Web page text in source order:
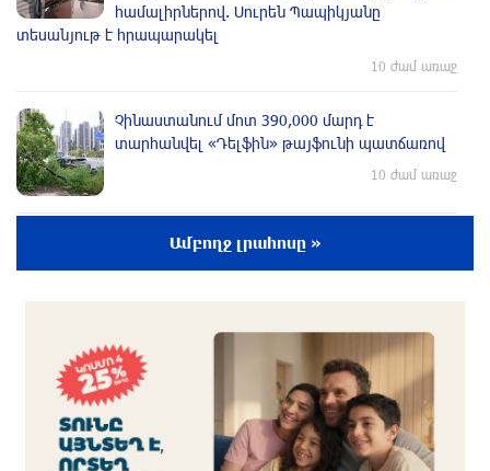
համալիրներով. Սուրեն Պապիկյանը
տեսանյութ է հրապարակել
10 ժամ առաջ
Չինաստանում մոտ 390,000 մարդ է
տարհանվել «Դելֆին» թայֆունի պատճառով
10 ժամ առաջ
ՀՀ-ն պատրաստակամ է խորացնելու
Իսրայելը մերժում է Գազայի վերաբերյալ
Խաղաղության խորհրդի 15 կետանոց
ծրագիրը․ Նեթանյահու
11 ժամ առաջ
Ամբողջ լրահոսը »